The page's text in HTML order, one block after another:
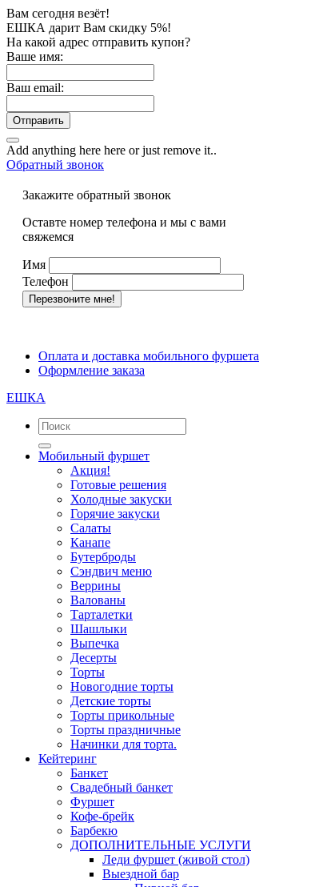
Вам сегодня везёт!
ЕШКА дарит Вам скидку 5%!
На какой адрес отправить купон?
Ваше имя:
Ваш email:
Отправить
Add anything here here or just remove it..
Обратный звонок
Закажите обратный звонок
Оставте номер телефона и мы с вами
свяжемся
Имя
Телефон
Оплата и доставка мобильного фуршета
Оформление заказа
ЕШКА
Мобильный фуршет
Акция!
Готовые решения
Холодные закуски
Горячие закуски
Салаты
Канапе
Бутерброды
Сэндвич меню
Веррины
Валованы
Тарталетки
Шашлыки
Выпечка
Десерты
Торты
Новогодние торты
Детские торты
Торты прикольные
Торты праздничные
Начинки для торта.
Кейтеринг
Банкет
Свадебный банкет
Фуршет
Кофе-брейк
Барбекю
ДОПОЛНИТЕЛЬНЫЕ УСЛУГИ
Леди фуршет (живой стол)
Выездной бар